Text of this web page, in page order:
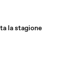
la stagione